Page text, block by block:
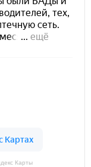
Карты